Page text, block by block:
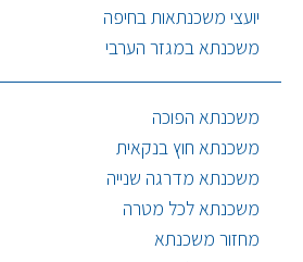
יועצי משכנתאות בחיפה
משכנתא במגזר הערבי
משכנתא הפוכה
משכנתא חוץ בנקאית
משכנתא מדרגה שנייה
משכנתא לכל מטרה
מחזור משכנתא